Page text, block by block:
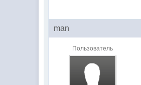
man
Пользователь